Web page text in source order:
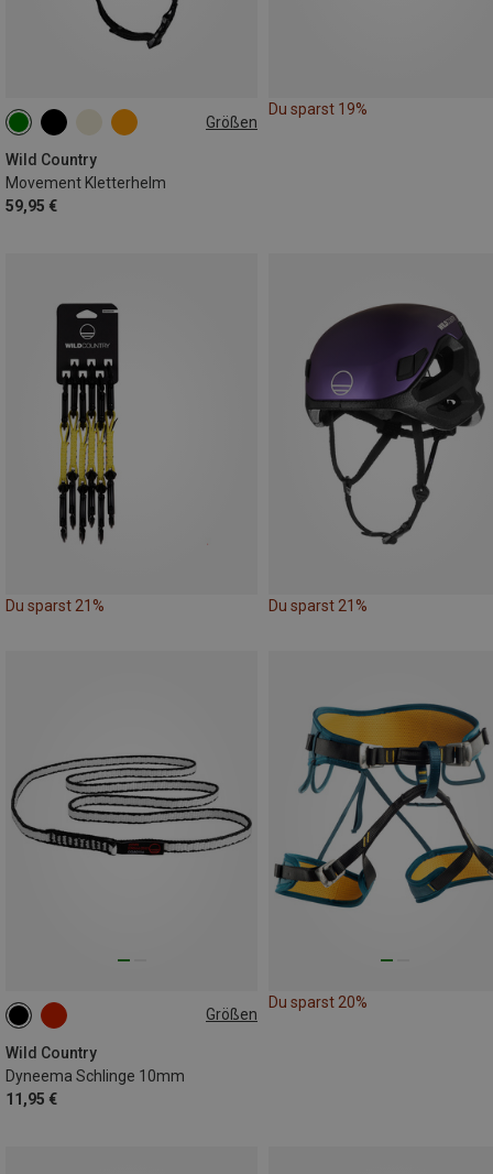
Größen
Wild Country
Movement Kletterhelm
59,95 €
L-XL | 57-62CM S-M | 52-58CM
Du sparst 19%
Du sparst 21% Du sparst 21%
Größen
Wild Country
Dyneema Schlinge 10mm
11,95 €
60CM
Du sparst 20%